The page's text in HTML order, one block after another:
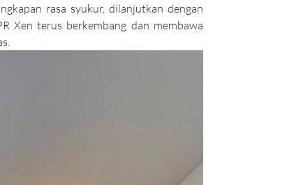
rasa syukur, dilanjutkan dengan
Xen terus berkembang dan membawa